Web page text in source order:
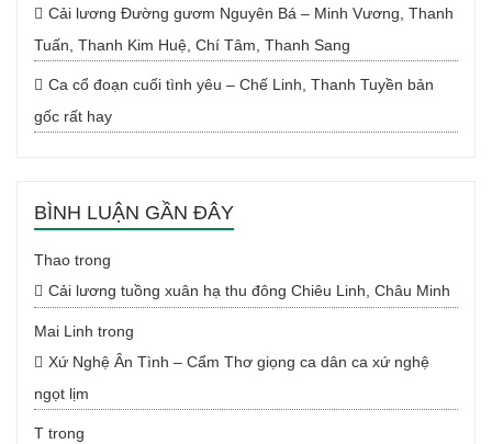
Cải lương Đường gươm Nguyên Bá – Minh Vương, Thanh
Tuấn, Thanh Kim Huệ, Chí Tâm, Thanh Sang
Ca cổ đoạn cuối tình yêu – Chế Linh, Thanh Tuyền bản
gốc rất hay
BÌNH LUẬN GẦN ĐÂY
Thao trong
Cải lương tuồng xuân hạ thu đông Chiêu Linh, Châu Minh
Mai Linh trong
Xứ Nghệ Ân Tình – Cẩm Thơ giọng ca dân ca xứ nghệ
ngọt lịm
T trong